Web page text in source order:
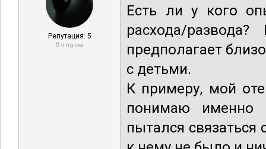
Репутация: 5
В отпуске
Есть ли у кого
расхода/
предполагает
с детьми.
К примеру, мой
понимаю именно
пытался